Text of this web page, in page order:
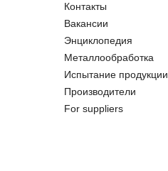
Контакты
Вакансии
Энциклопедия
Металлообработка
Испытание продукции
Производители
For suppliers